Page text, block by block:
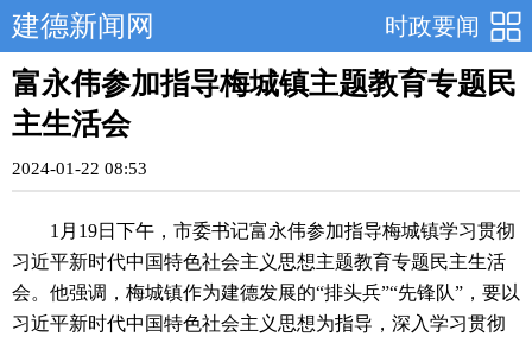
时政要闻
建德新闻网
富永伟参加指导梅城镇主题教育专题民
主生活会
2024-01-22 08:53
1月19日下午，市委书记富永伟参加指导梅城镇学习贯彻
习近平新时代中国特色社会主义思想主题教育专题民主生活
会。他强调，梅城镇作为建德发展的“排头兵”“先锋队”，要以
习近平新时代中国特色社会主义思想为指导，深入学习贯彻